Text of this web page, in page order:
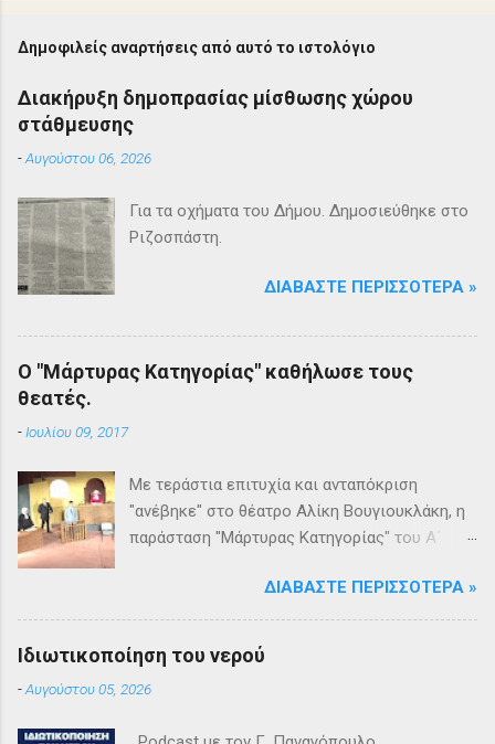
Δημοφιλείς αναρτήσεις από αυτό το ιστολόγιο
Διακήρυξη δημοπρασίας μίσθωσης χώρου
στάθμευσης
-Αυγούστου 06, 2026
Για τα οχήματα του Δήμου. Δημοσιεύθηκε στο
Ριζοσπάστη.
ΔΙΑΒΆΣΤΕ ΠΕΡΙΣΣΌΤΕΡΑ »
Ο "Μάρτυρας Κατηγορίας" καθήλωσε τους
θεατές.
-Ιουλίου 09, 2017
Με τεράστια επιτυχία και ανταπόκριση
"ανέβηκε" στο θέατρο Αλίκη Βουγιουκλάκη, η
παράσταση "Μάρτυρας Κατηγορίας" του Α΄
Βριλησσίων. Το θέατρο γέμισε και πάνω από
1500 θεατές και τις δύο βραδιές απόλαυσαν
κυριολεκτικά μία σπουδαία παράσταση
υψηλής δραματουργίας. Το έργο της Αγκάθα
Κρίστι καθήλωσε τους θεατρόφιλους σε όλη
ΔΙΑΒΆΣΤΕ ΠΕΡΙΣΣΌΤΕΡΑ »
Ιδιωτικοποίηση του νερού
-Αυγούστου 05, 2026